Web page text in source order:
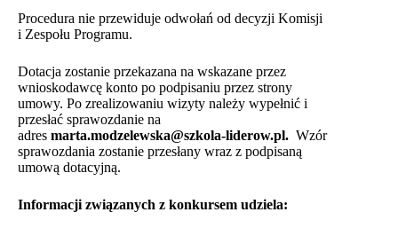
Procedura nie przewiduje odwołań od decyzji Komisji
i Zespołu Programu.
Dotacja zostanie przekazana na wskazane przez
wnioskodawcę konto po podpisaniu przez strony
umowy. Po zrealizowaniu wizyty należy wypełnić i
przesłać sprawozdanie na
adres marta.modzelewska@szkola-liderow.pl. Wzór
sprawozdania zostanie przesłany wraz z podpisaną
umową dotacyjną.
Informacji związanych z konkursem udziela: